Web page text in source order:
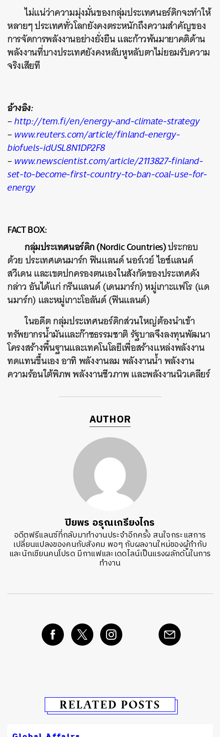
ไม่แน่ว่าความมุ่งมั่นของกลุ่มประเทศนอร์ดิกจะทำให้
หลายๆ ประเทศทั่วโลกยังคงตระหนักถึงความสำคัญของ
การจัดการพลังงานอย่างยั่งยืน และก้าวพ้นมายาคติด้าน
พลังงานที่บางประเทศยังคงหลับหูหลับตาไม่ยอมรับความ
จริงเสียที
อ้างอิง:
–http://tem.fi/en/energy-and-climate-strategy
–www.reuters.com/article/finland-energy-
biofuels-idUSL8N1DP2F8
–www.newscientist.com/article/2113827-finland-
set-to-become-first-country-to-ban-coal-use-for-
energy
FACT BOX:
กลุ่มประเทศนอร์ดิก (Nordic Countries)ประกอบ
ด้วย ประเทศเดนมาร์ก ฟินแลนด์ นอร์เวย์ ไอซ์แลนด์
สวีเดน และเขตปกครองตนเองในสังกัดของประเทศดัง
กล่าว อันได้แก่ กรีนแลนด์ (เดนมาร์ก) หมู่เกาะแฟโร (แด
นมาร์ก) และหมู่เกาะโอลันด์ (ฟินแลนด์)
ในอดีต กลุ่มประเทศนอร์ดิกส่วนใหญ่ต้องนำเข้า
ทรัพยากรน้ำมันและก๊าซธรรมชาติ รัฐบาลจึงลงทุนพัฒนา
โครงสร้างพื้นฐานและเทคโนโลยีเพื่อสร้างแหล่งพลังงาน
ทดแทนขึ้นเอง อาทิ พลังงานลม พลังงานน้ำ พลังงาน
ความร้อนใต้พิภพ พลังงานชีวภาพ และพลังงานนิวเคลียร์
AUTHOR
ปิยพร อรุณเกรียงไกร
อดีตฟรีแลนซ์ที่กลับมาทำงานประจำอีกครั้ง สนใจกระแสการ
เปลี่ยนแปลงของคนกับสังคม พอๆ กับผลงานใหม่ของผู้กำกับ
และนักเขียนคนโปรด มีกาแฟและเดดไลน์เป็นแรงผลักดันในการ
ทำงาน
RELATED POSTS